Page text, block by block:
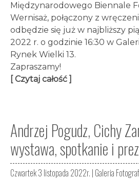
Międzynarodowego Biennale
Wernisaż, połączony z
odbędzie się już w najbliższy
2022 r. o godzinie 16:30 w
Rynek Wielki 13.
Zapraszamy!
[ Czytaj całość ]
Andrzej Pogudz, Cichy
wystawa, spotkanie i
Czwartek 3 listopada 2022r. | Galeria